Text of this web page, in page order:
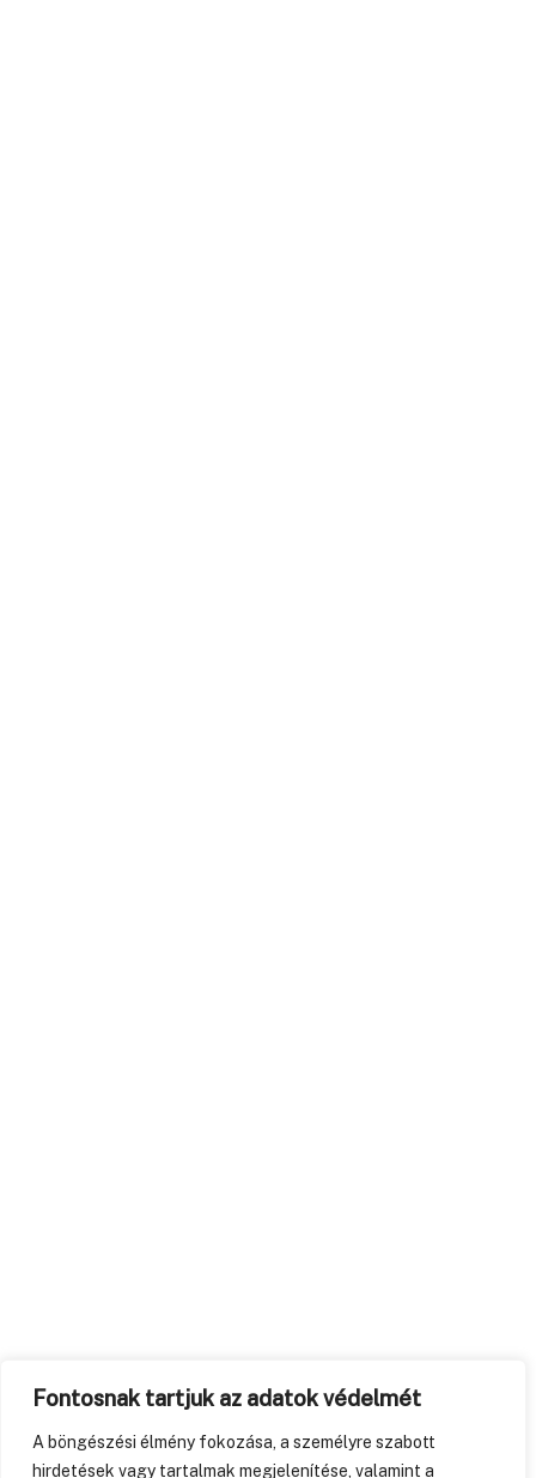
Fontosnak tartjuk az adatok védelmét
A böngészési élmény fokozása, a személyre szabott
hirdetések vagy tartalmak megjelenítése, valamint a